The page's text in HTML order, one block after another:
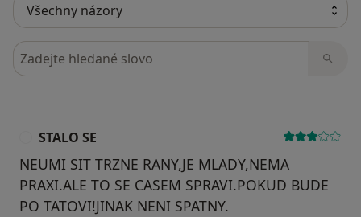
Hledejte v názorech
STALO SE
NEUMI SIT TRZNE RANY,JE MLADY,NEMA
PRAXI.ALE TO SE CASEM SPRAVI.POKUD BUDE
PO TATOVI!JINAK NENI SPATNY.